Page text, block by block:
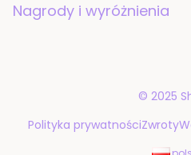
Nagrody i wyróżnienia
© 2025
Polityka prywatnościZwroty